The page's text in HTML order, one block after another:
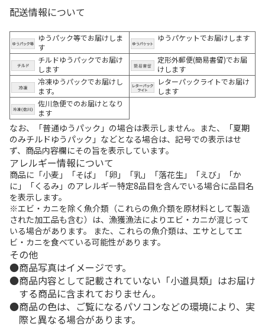
配送情報について
ゆうパック等でお届けしま
す
ゆうパケットでお届けします
チルドゆうパックでお届け
します
定形外郵便(簡易書留)でお届
けします
冷凍ゆうパックでお届けし
ます。
レターパックライトでお届け
します
佐川急便でのお届けとなり
ます
なお、「普通ゆうパック」の場合は表示しません。また、「夏期
のみチルドゆうパック」などとなる場合は、記号での表示はせ
ず、商品内容欄にその旨を表示しています。
アレルギー情報について
商品に「小麦」「そば」「卵」「乳」「落花生」「えび」「か
に」「くるみ」のアレルギー特定8品目を含んでいる場合に品目名
を表示します。
※エビ・カニを除く魚介類（これらの魚介類を原材料として製造
された加工品も含む）は、漁獲漁法によりエビ・カニが混じって
いる場合があります。 また、これらの魚介類は、エサとしてエ
ビ・カニを食べている可能性があります。
その他
商品写真はイメージです。
商品内容として記載されていない「小道具類」はお届け
する商品に含まれておりません。
商品の色は、ご覧になるパソコンなどの環境により、実
際と異なる場合があります。